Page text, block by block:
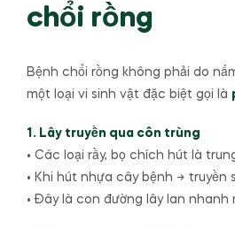
chổi rồng
Bệnh chổi rồng không phải do
một loại vi sinh vật đặc biệt gọi là
1. Lây truyền qua côn trùng
• Các loại rầy, bọ chích hút là
• Khi hút nhựa cây bệnh → truyền
• Đây là con đường lây lan nhanh